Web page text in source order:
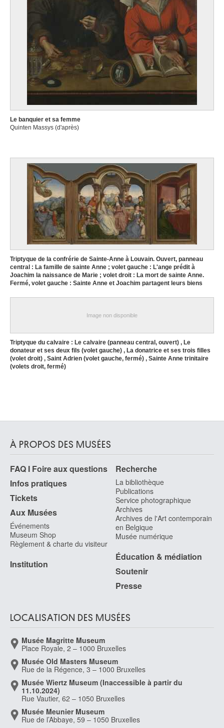
Le banquier et sa femme
Quinten Massys (d'après)
Triptyque de la confrérie de Sainte-Anne à Louvain. Ouvert, panneau
central : La famille de sainte Anne ; volet gauche : L'ange prédit à
Joachim la naissance de Marie ; volet droit : La mort de sainte Anne.
Fermé, volet gauche : Sainte Anne et Joachim partagent leurs biens
refusée.
Image non disponible
Triptyque du calvaire : Le calvaire (panneau central, ouvert) , Le
donateur et ses deux fils (volet gauche) , La donatrice et ses trois filles
(volet droit) , Saint Adrien (volet gauche, fermé) , Sainte Anne trinitaire
(volets droit, fermé)
À PROPOS DES MUSÉES
FAQ I Foire aux questions
Infos pratiques
Tickets
Aux Musées
Événements
Museum Shop
Règlement & charte du visiteur
Institution
Recherche
La bibliothèque
Publications
Service photographique
Archives
Archives de l'Art contemporain
en Belgique
Musée numérique
Éducation & médiation
Soutenir
Presse
LOCALISATION DES MUSÉES
Musée Magritte Museum
Place Royale, 2 – 1000 Bruxelles
Musée Old Masters Museum
Rue de la Régence, 3 – 1000 Bruxelles
Musée Wiertz Museum (Inaccessible à partir du
11.10.2024)
Rue Vautier, 62 – 1050 Bruxelles
Musée Meunier Museum
Rue de l’Abbaye, 59 – 1050 Bruxelles